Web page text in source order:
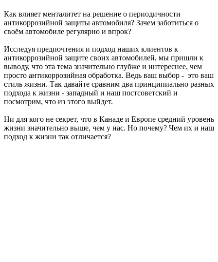
Как влияет менталитет на решение о периодичности
антикоррозийной защиты автомобиля? Зачем заботиться о
своём автомобиле регулярно и впрок?
Исследуя предпочтения и подход наших клиентов к
антикоррозийной защите своих автомобилей, мы пришли к
выводу, что эта тема значительно глубже и интереснее, чем
просто антикоррозийная обработка. Ведь ваш выбор - это ваш
стиль жизни. Так давайте сравним два принципиально разных
подхода к жизни - западный и наш постсоветский и
посмотрим, что из этого выйдет.
Ни для кого не секрет, что в Канаде и Европе средний уровень
жизни значительно выше, чем у нас. Но почему? Чем их и наш
подход к жизни так отличается?